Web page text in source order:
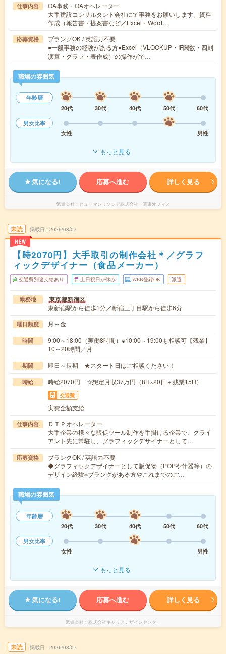
仕事内容
OA事務・OAオペレーター
大手建設コンサルタント会社にて事務をお願いします。資料
作成（報告書・提案書など／Excel・Word…
応募資格
ブランクOK / 英語力不要
●一般事務の経験がある方●Excel（VLOOKUP・IF関数・四則
演算・グラフ・表作成）の操作がで…
職場の雰囲気
年齢層
20代
30代 40代 50代
60代
男女比率
女性
男性
もっと見る
気になる! 応募へ進む 詳しく見る
派遣会社 ヒューマンリソシア株式会社 関東オフィス
未読
NEW
掲載日 2026/08/07
【時2070円】大手取引の制作会社＊／グラフ
ィックデザイナー（食品メーカー）
交通費別途支給あり 土日祝日が休み WEB登録OK 派遣
勤務地 東京都新宿区
東新宿駅から徒歩1分／新宿三丁目駅から徒歩6分
曜日頻度 月～金
時間
9:00～18:00（実働8時間）※10:00～19:00も相談可【残業】
10～20時間／月
期間 即日～長期 ★スタート日はご相談ください！
時給 時給2070円 ☆想定月収37万円（8H×20日＋残業15H）
交通費
実費全額支給
仕事内容
ＤＴＰオペレーター
大手企業の様々な販促ツール制作を手掛ける企業で、クライ
アント先に常駐し、グラフィックデザイナーとして…
応募資格
ブランクOK / 英語力不要
◆グラフィックデザイナーとして販促物（POPや什器等）の
デザイン経験※ブランクがある方やこれまでのご…
職場の雰囲気
年齢層
20代
30代 40代 50代
60代
男女比率
女性
男性
もっと見る
気になる! 応募へ進む 詳しく見る
派遣会社 株式会社キャリアデザインセンター
未読 掲載日 2026/08/07